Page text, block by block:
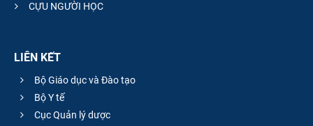
CỰU NGƯỜI HỌC
LIÊN KẾT
Bộ Giáo dục và Đào tạo
Bộ Y tế
Cục Quản lý dược